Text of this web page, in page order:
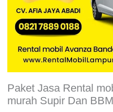
Paket Jasa Rental
murah Supir Dan BBM